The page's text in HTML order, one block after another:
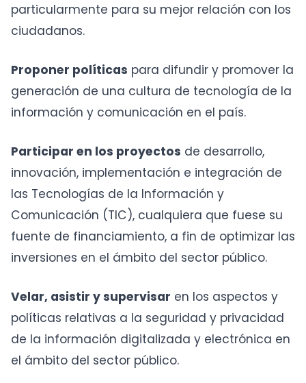
particularmente para su mejor relación con los
ciudadanos.
Proponer políticas para difundir y promover la
generación de una cultura de tecnología de la
información y comunicación en el país.
Participar en los proyectos de desarrollo,
innovación, implementación e integración de
las Tecnologías de la Información y
Comunicación (TIC), cualquiera que fuese su
fuente de financiamiento, a fin de optimizar las
inversiones en el ámbito del sector público.
Velar, asistir y supervisar en los aspectos y
políticas relativas a la seguridad y privacidad
de la información digitalizada y electrónica en
el ámbito del sector público.